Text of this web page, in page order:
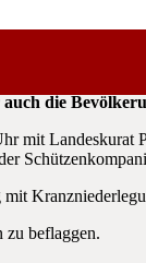
die
mit Landeskurat
mit
zu beflaggen.